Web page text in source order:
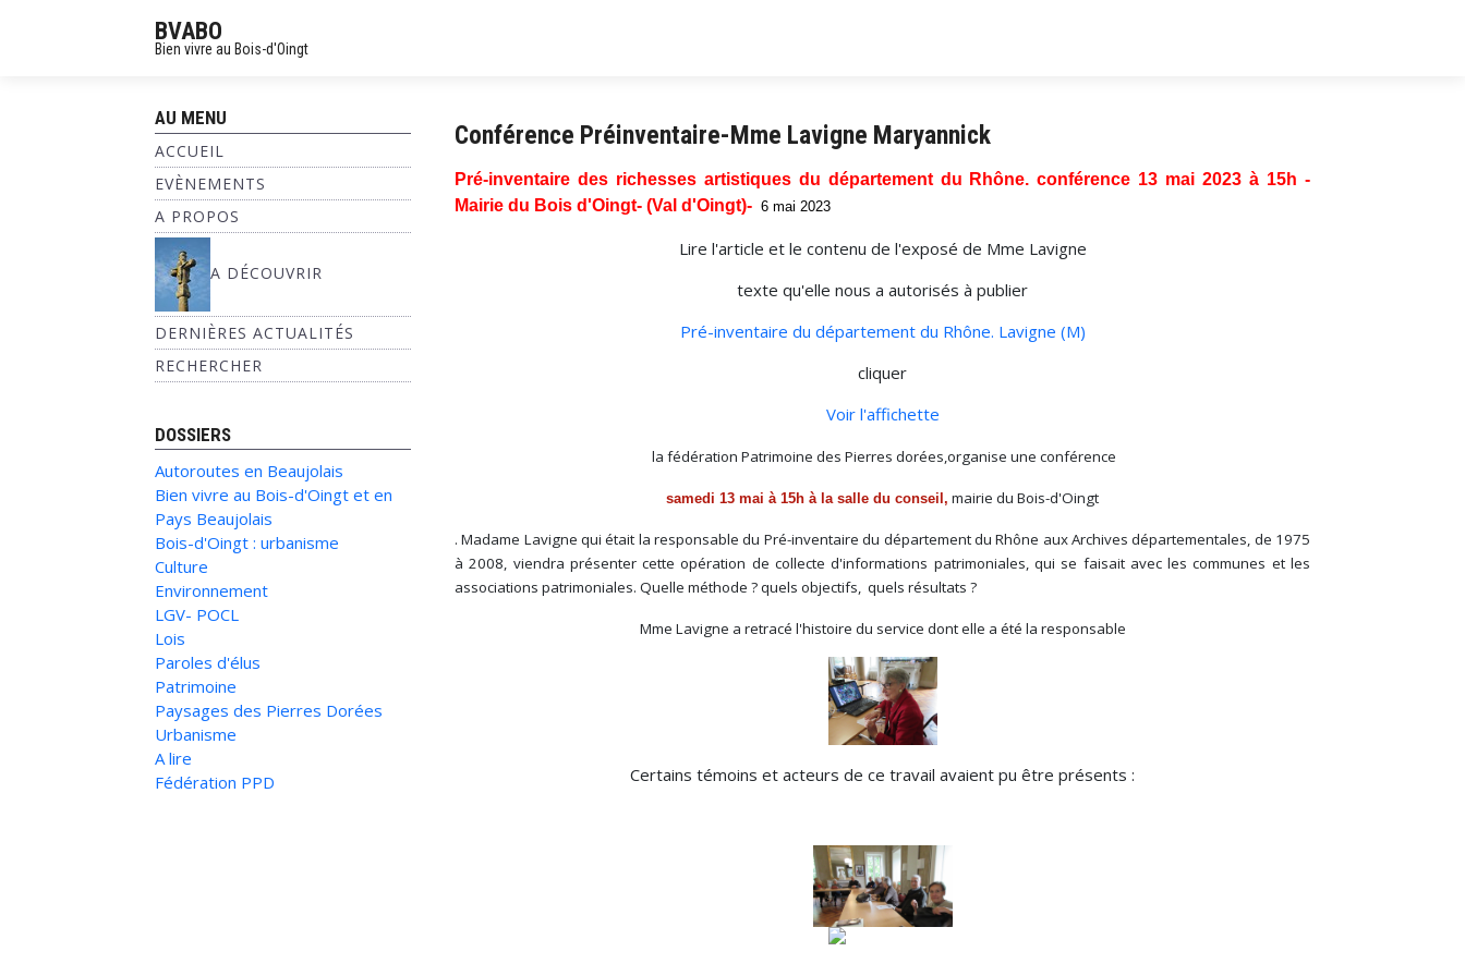
BVABO
Bien vivre au Bois-d'Oingt
AU MENU
ACCUEIL
EVÈNEMENTS
A PROPOS
A DÉCOUVRIR
DERNIÈRES ACTUALITÉS
RECHERCHER
DOSSIERS
Autoroutes en Beaujolais
Bien vivre au Bois-d'Oingt et en
Pays Beaujolais
Bois-d'Oingt : urbanisme
Culture
Environnement
LGV- POCL
Lois
Paroles d'élus
Patrimoine
Paysages des Pierres Dorées
Urbanisme
A lire
Fédération PPD
Conférence Préinventaire-Mme Lavigne Maryannick
Pré-inventaire des richesses artistiques du département du Rhône. conférence 13 mai 2023 à 15h -
Mairie du Bois d'Oingt- (Val d'Oingt)- 6 mai 2023
Lire l'article et le contenu de l'exposé de Mme Lavigne
texte qu'elle nous a autorisés à publier
Pré-inventaire du département du Rhône. Lavigne (M)
cliquer
Voir l'affichette
la fédération Patrimoine des Pierres dorées,organise une conférence
samedi 13 mai à 15h à la salle du conseil, mairie du Bois-d'Oingt
. Madame Lavigne qui était la responsable du Pré-inventaire du département du Rhône aux Archives départementales, de 1975
à 2008, viendra présenter cette opération de collecte d'informations patrimoniales, qui se faisait avec les communes et les
associations patrimoniales. Quelle méthode ? quels objectifs, quels résultats ?
Mme Lavigne a retracé l'histoire du service dont elle a été la responsable
Certains témoins et acteurs de ce travail avaient pu être présents :